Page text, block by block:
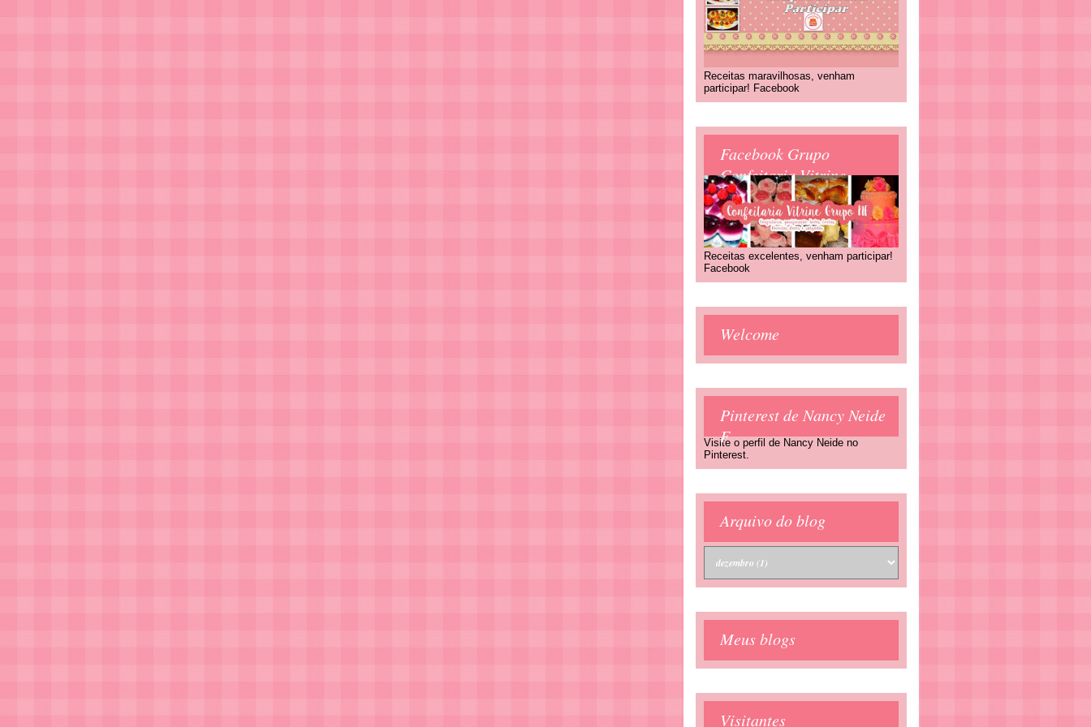
Receitas maravilhosas, venham
participar! Facebook
Facebook Grupo
Confeitaria Vitrine
Receitas excelentes, venham participar!
Facebook
Welcome
Pinterest de Nancy Neide
F
Visite o perfil de Nancy Neide no
Pinterest.
Arquivo do blog
Meus blogs
Visitantes